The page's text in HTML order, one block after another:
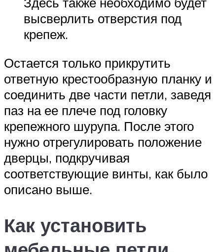
высверлить отверстия под
крепеж.
Остается только прикрутить
ответную крестообразную планку и
соединить две части петли, заведя
паз на ее плече под головку
крепежного шурупа. После этого
нужно отрегулировать положение
дверцы, подкручивая
соответствующие винты, как было
описано выше.
Как установить